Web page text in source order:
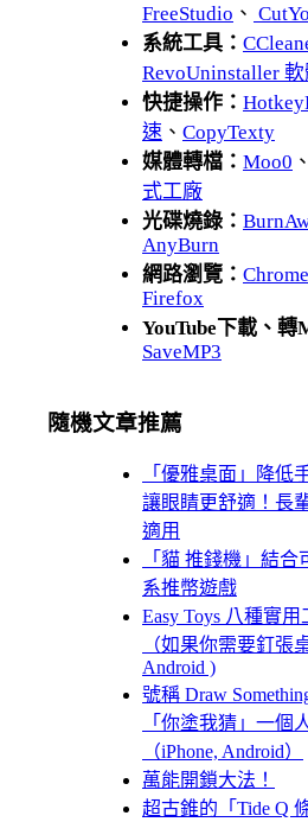
FreeStudio 、
系統工具：
RevoUninstaller
快捷操作：
速 、 CopyTexty
媒體轉檔： Moo0 、
式工廠
光碟燒錄：
AnyBurn
網路瀏覽： Chrome
Firefox
YouTube下載、轉
SaveMP3
隨機文章推薦
「優雅桌面」降低
讓眼睛更舒適！長
適用
「貓 推錢機」結
系推幣遊戲
Easy Toys 八種實
（如果你需要釘張
Android )
號稱 Draw
「你塗我猜」一個
（iPhone, Android）
萬能開鎖大法！
超古錐的「Tide Q